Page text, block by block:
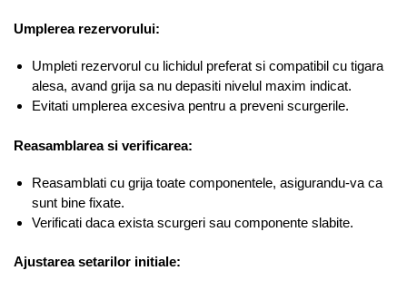
Umplerea rezervorului:
Umpleti rezervorul cu lichidul preferat si compatibil cu tigara
alesa, avand grija sa nu depasiti nivelul maxim indicat.
Evitati umplerea excesiva pentru a preveni scurgerile.
Reasamblarea si verificarea:
Reasamblati cu grija toate componentele, asigurandu-va ca
sunt bine fixate.
Verificati daca exista scurgeri sau componente slabite.
Ajustarea setarilor initiale: